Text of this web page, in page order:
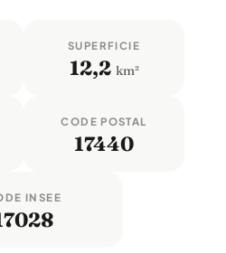
SUPERFICIE
12,2 km²
CODE POSTAL
17440
INSEE